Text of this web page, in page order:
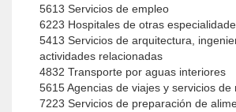
5613 Servicios de empleo
6223 Hospitales de otras
5413 Servicios de arquitectura,
actividades relacionadas
4832 Transporte por aguas interiores
5615 Agencias de viajes y servicios de
7223 Servicios de preparación de